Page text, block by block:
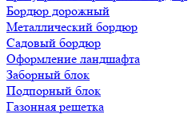
Бордюр дорожный
Металлический бордюр
Садовый бордюр
Оформление ландшафта
Заборный блок
Подпорный блок
Газонная решетка